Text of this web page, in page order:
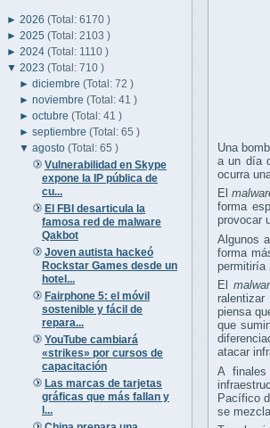
► 2026 (Total: 6170 )
► 2025 (Total: 2103 )
► 2024 (Total: 1110 )
▼ 2023 (Total: 710 )
►diciembre(Total: 72 )
►noviembre(Total: 41 )
►octubre(Total: 41 )
►septiembre(Total: 65 )
▼agosto(Total: 65 )
Vulnerabilidad en Skype
expone la IP pública de
cu...
El FBI desarticula la
famosa red de malware
Qakbot
Joven autista hackeó
Rockstar Games desde un
hotel...
Fairphone 5: el móvil
sostenible y fácil de
repara...
YouTube cambiará
«strikes» por cursos de
capacitación
Las marcas de tarjetas
gráficas que más fallan y
l...
Una
a un día
ocurra
El
forma
provocar
Algunos
forma
permitiría
El
piensa
que
atacar
A
Pacífico
se